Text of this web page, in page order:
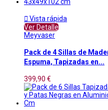
 Vista rápida
Ver Detalle
Meyvaser
Pack de 4 Sillas de
Espuma, Tapizadas en...
399,90 €